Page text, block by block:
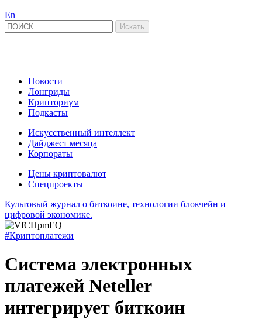
En
Новости
Лонгриды
Крипториум
Подкасты
Искусственный интеллект
Дайджест месяца
Корпораты
Цены криптовалют
Спецпроекты
Культовый журнал о биткоине, технологии блокчейн и
цифровой экономике.
#Криптоплатежи
Система электронных
платежей Neteller
интегрирует биткоин